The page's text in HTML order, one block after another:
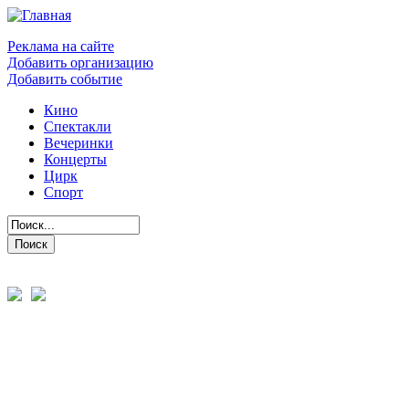
Реклама на сайте
Добавить организацию
Добавить событие
Кино
Спектакли
Вечеринки
Концерты
Цирк
Спорт